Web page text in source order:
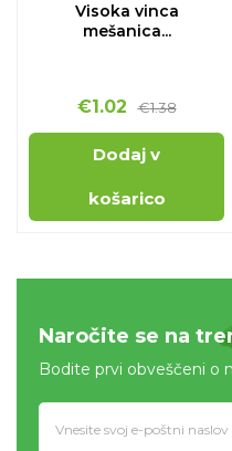
Visoka vinca
mešanica...
€1.02 €1.38
Dodaj v
košarico
Naročite se na
Bodite prvi obveščeni o